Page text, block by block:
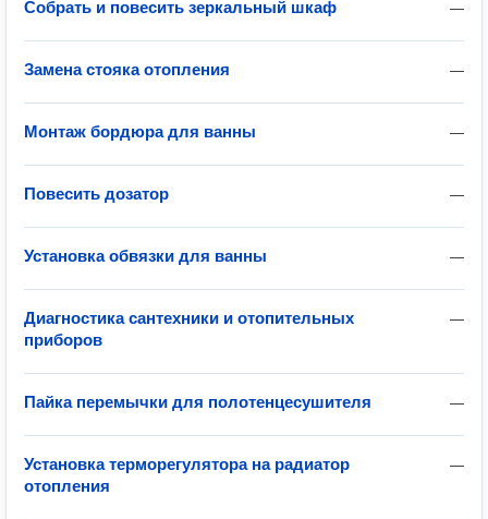
—
Собрать и повесить зеркальный шкаф
—
Замена стояка отопления
—
Монтаж бордюра для ванны
—
Повесить дозатор
—
Установка обвязки для ванны
—
Диагностика сантехники и отопительных
приборов
—
Пайка перемычки для полотенцесушителя
—
Установка терморегулятора на радиатор
отопления